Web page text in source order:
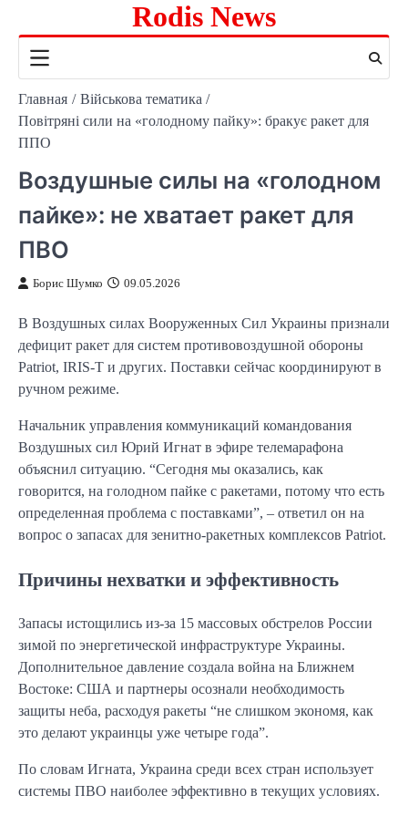
содержимому
Rodis News
Главная
Військова тематика
Повітряні сили на «голодному пайку»: бракує ракет для
ППО
Воздушные силы на «голодном
пайке»: не хватает ракет для
ПВО
Борис Шумко 09.05.2026
В Воздушных силах Вооруженных Сил Украины признали
дефицит ракет для систем противовоздушной обороны
Patriot, IRIS-T и других. Поставки сейчас координируют в
ручном режиме.
Начальник управления коммуникаций командования
Воздушных сил Юрий Игнат в эфире телемарафона
объяснил ситуацию. “Сегодня мы оказались, как
говорится, на голодном пайке с ракетами, потому что есть
определенная проблема с поставками”, – ответил он на
вопрос о запасах для зенитно-ракетных комплексов Patriot.
Причины нехватки и эффективность
Запасы истощились из-за 15 массовых обстрелов России
зимой по энергетической инфраструктуре Украины.
Дополнительное давление создала война на Ближнем
Востоке: США и партнеры осознали необходимость
защиты неба, расходуя ракеты “не слишком экономя, как
это делают украинцы уже четыре года”.
По словам Игната, Украина среди всех стран использует
системы ПВО наиболее эффективно в текущих условиях.